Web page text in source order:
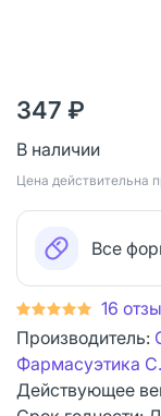
347 ₽
В наличии
Цена действительна
Все
16
Производитель:
Фармасуэтика
Действующее